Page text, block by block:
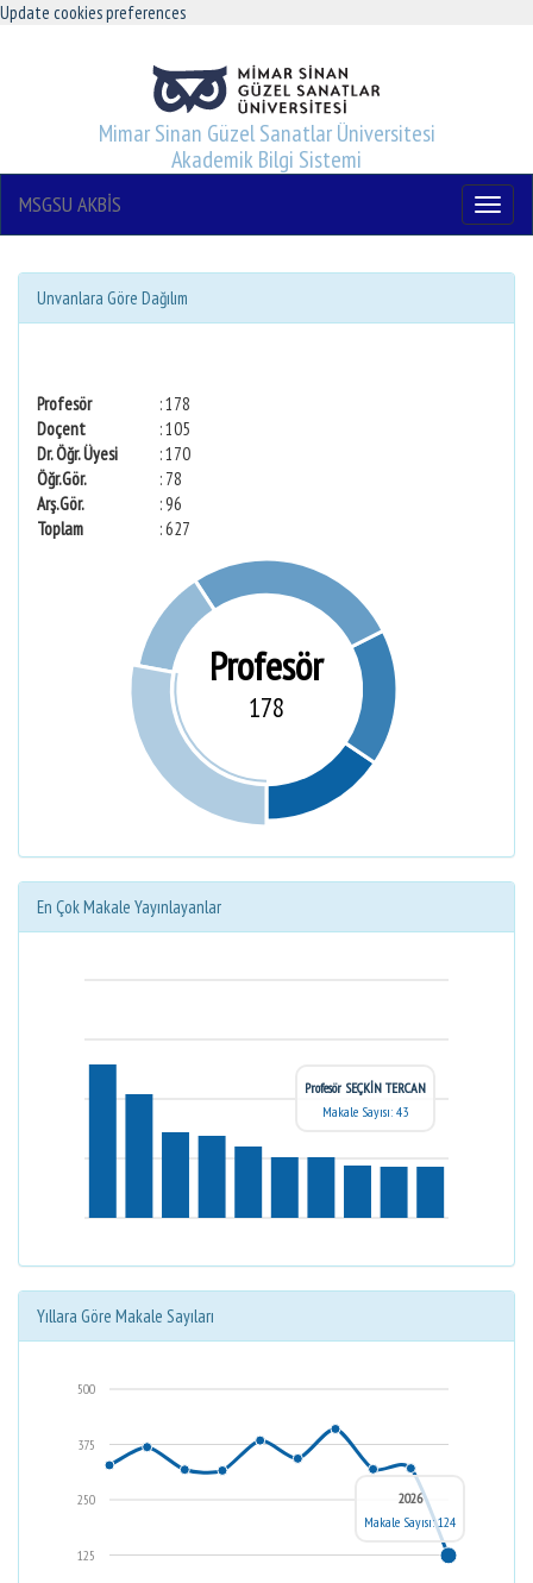
Update cookies preferences
Mimar Sinan Güzel Sanatlar Üniversitesi
Akademik Bilgi Sistemi
Menu
MSGSU AKBİS
Unvanlara Göre Dağılım
Profesör
: 178
Doçent
: 105
Dr. Öğr. Üyesi
: 170
Öğr.Gör.
: 78
Arş.Gör.
: 96
Toplam
: 627
Profesör
178
En Çok Makale Yayınlayanlar
Profesör SEÇKİN TERCAN
Makale Sayısı: 43
Yıllara Göre Makale Sayıları
125
250
375
500
2026
Makale Sayısı: 124